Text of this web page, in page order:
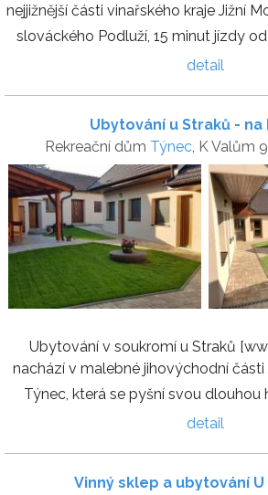
nejjižnější části vinařského kraje Jižní
slováckého Podluží, 15 minut jízdy od
detail
Ubytování u Straků - na
Rekreační dům Týnec, K Valům
Ubytování v soukromí u Straků
nachází v malebné jihovýchodní části
Týnec, která se pyšní svou dlouhou
detail
Vinný sklep a ubytování